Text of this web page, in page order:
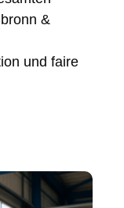
&
und faire